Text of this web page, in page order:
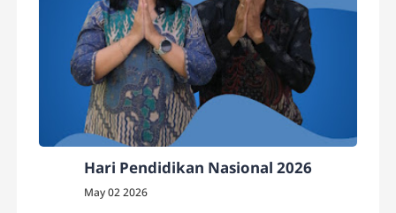
Hari Pendidikan Nasional 2026
May 02 2026